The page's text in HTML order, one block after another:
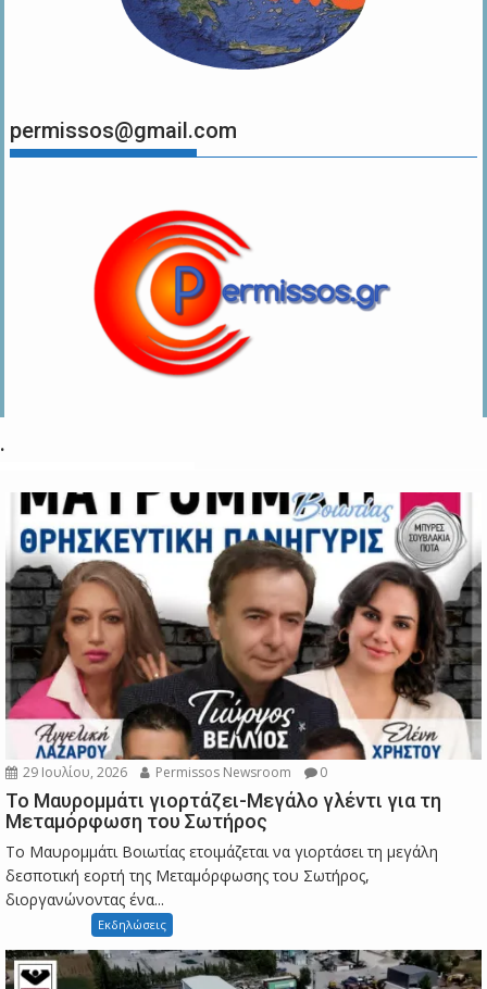
permissos@gmail.com
.
29 Ιουλίου, 2026 Permissos Newsroom 0
Το Μαυρομμάτι γιορτάζει-Μεγάλο γλέντι για τη
Μεταμόρφωση του Σωτήρος
Το Μαυρομμάτι Βοιωτίας ετοιμάζεται να γιορτάσει τη μεγάλη
δεσποτική εορτή της Μεταμόρφωσης του Σωτήρος,
διοργανώνοντας ένα...
Εκδηλώσεις